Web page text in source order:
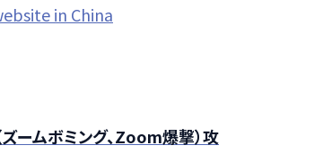
in China
ームボミング、Zoom爆撃）攻